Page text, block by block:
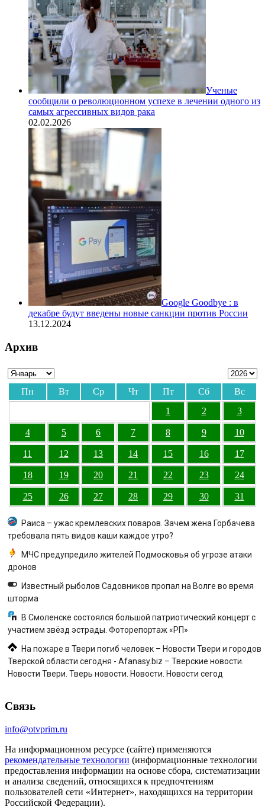
Ученые
сообщили о революционном успехе в лечении одного из
самых агрессивных видов рака
02.02.2026
Google Goodbye : в
декабре будут введены новые санкции против России
13.12.2024
Архив
Пн Вт Ср Чт Пт Сб
Вс
1
2 3
4 5 6 7 8 9 10
11 12 13 14 15 16 17
18 19 20 21 22 23 24
25 26 27 28 29 30 31
Раиса – ужас кремлевских поваров. Зачем жена Горбачева
требовала пять видов каши каждое утро?
МЧС предупредило жителей Подмосковья об угрозе атаки
дронов
Известный рыболов Садовников пропал на Волге во время
шторма
В Смоленске состоялся большой патриотический концерт с
участием звёзд эстрады. Фоторепортаж «РП»
На пожаре в Твери погиб человек – Новости Твери и городов
Тверской области сегодня - Afanasy.biz – Тверские новости.
Новости Твери. Тверь новости. Новости. Новости сегод
Связь
info@otvprim.ru
На информационном ресурсе (сайте) применяются
рекомендательные технологии (информационные технологии
предоставления информации на основе сбора, систематизации
и анализа сведений, относящихся к предпочтениям
пользователей сети «Интернет», находящихся на территории
Российской Федерации).